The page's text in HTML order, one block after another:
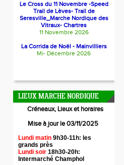
Le Cross du 11 Novembre -Speed
Trail de Lèves- Trail de
Seresville_Marche Nordique des
Vitraux- Chartres
11 Novembre 2026
La Corrida de Noël - Mainvilliers
Mi- Décembre 2026
LIEUX MARCHE NORDIQUE
Créneaux, Lieux et horaires
Mise à jour le 03/11/2025
Lundi matin 9h30-11h: les
grands près
Lundi soir 18h30-20h:
Intermarché Champhol